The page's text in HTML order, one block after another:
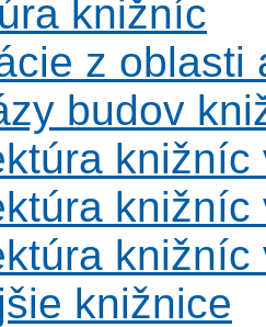
knižníc
z oblasti
budov
knižníc
knižníc
knižníc
knižnice